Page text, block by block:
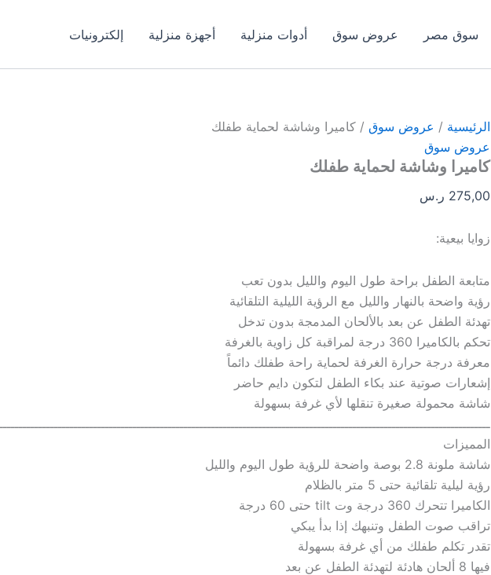
سوق مصر عروض سوق أدوات منزلية أجهزة منزلية إلكترونيات
الرئيسية / عروض سوق / كاميرا وشاشة لحماية طفلك
عروض سوق
كاميرا وشاشة لحماية طفلك
275,00 ر.س
زوايا بيعية:
متابعة الطفل براحة طول اليوم والليل بدون تعب
رؤية واضحة بالنهار والليل مع الرؤية الليلية التلقائية
تهدئة الطفل عن بعد بالألحان المدمجة بدون تدخل
تحكم بالكاميرا 360 درجة لمراقبة كل زاوية بالغرفة
معرفة درجة حرارة الغرفة لحماية راحة طفلك دائماً
إشعارات صوتية عند بكاء الطفل لتكون دايم حاضر
شاشة محمولة صغيرة تنقلها لأي غرفة بسهولة
المميزات
شاشة ملونة 2.8 بوصة واضحة للرؤية طول اليوم والليل
رؤية ليلية تلقائية حتى 5 متر بالظلام
الكاميرا تتحرك 360 درجة وت tilt حتى 60 درجة
تراقب صوت الطفل وتنبهك إذا بدأ يبكي
تقدر تكلم طفلك من أي غرفة بسهولة
فيها 8 ألحان هادئة لتهدئة الطفل عن بعد